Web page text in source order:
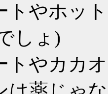
トやホッ
しょ)
トやカカ